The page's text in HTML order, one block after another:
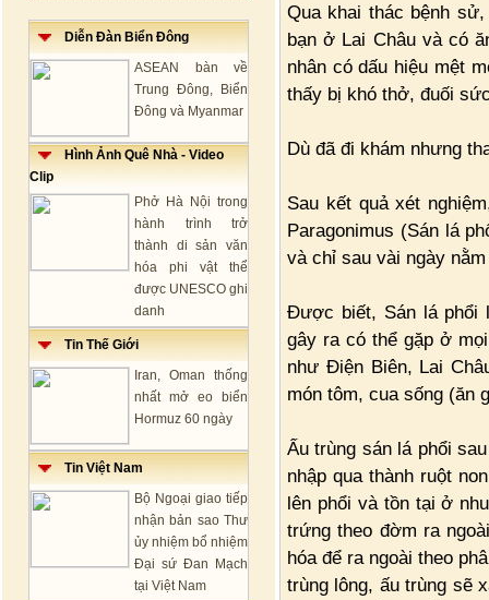
Diễn Đàn Biển Đông
ASEAN bàn về
Trung Đông, Biển
Đông và Myanmar
Hình Ảnh Quê Nhà - Video
Clip
Phở Hà Nội trong
hành trình trở
thành di sản văn
hóa phi vật thể
được UNESCO ghi
danh
Tin Thế Giới
Iran, Oman thống
nhất mở eo biển
Hormuz 60 ngày
Tin Việt Nam
Bộ Ngoại giao tiếp
nhận bản sao Thư
ủy nhiệm bổ nhiệm
Đại sứ Đan Mạch
tại Việt Nam
Qua khai thác bệnh
bạn ở Lai Châu và có
nhân có dấu hiệu mệt
thấy bị khó thở, đuối
Dù đã đi khám nhưng
Sau kết quả xét
Paragonimus (Sán lá
và chỉ sau vài ngày
Được biết, Sán lá phổi
gây ra có thể gặp ở
như Điện Biên, Lai
món tôm, cua sống (ăn
Ấu trùng sán lá phổi
nhập qua thành ruột
lên phổi và tồn tại ở
trứng theo đờm ra
hóa để ra ngoài theo
trùng lông, ấu trùng sẽ